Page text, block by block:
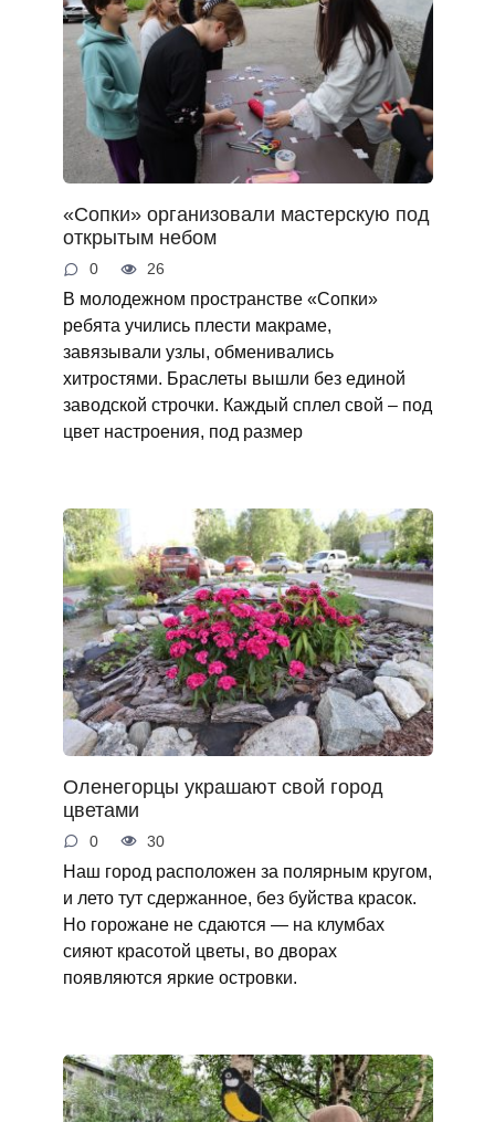
«Сопки» организовали мастерскую под
открытым небом
0 26
В молодежном пространстве «Сопки»
ребята учились плести макраме,
завязывали узлы, обменивались
хитростями. Браслеты вышли без единой
заводской строчки. Каждый сплел свой – под
цвет настроения, под размер
Оленегорцы украшают свой город
цветами
0 30
Наш город расположен за полярным кругом,
и лето тут сдержанное, без буйства красок.
Но горожане не сдаются — на клумбах
сияют красотой цветы, во дворах
появляются яркие островки.